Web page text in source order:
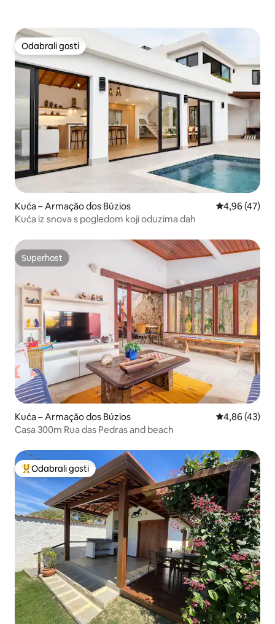
Odabrali gosti
Odabrali gosti
Kuća – Armação dos Búzios Prosječna
4,96 (47)
Kuća iz snova s pogledom koji oduzima dah
Superhost
Superhost
Kuća – Armação dos Búzios Prosječna
4,86 (43)
Casa 300m Rua das Pedras and beach
Među najviše rangiranima s oznakom „Odabrali gosti”
Odabrali gosti